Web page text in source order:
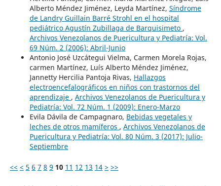
Alberto Méndez Jiménez, Leyda Martínez, Síndrome
de Landry Guillain Barré Strohl en el hospital
pediátrico Agustín Zubillaga de Barquisimeto ,
Archivos Venezolanos de Puericultura y Pediatría: Vol.
69 Núm. 2 (2006): Abril-Junio
Antonio José Uzcátegui Vielma, Carmen Morela Rojas,
carmen Martínez, Luís Alberto Méndez Jiménez,
Jannetty Hercilia Pantoja Rivas, Hallazgos
electroencefalográficos en niños con trastornos del
aprendizaje , Archivos Venezolanos de Puericultura y
Pediatría: Vol. 72 Núm. 1 (2009): Enero-Marzo
Evila Dávila de Campagnaro, Bebidas vegetales y
leches de otros mamíferos , Archivos Venezolanos de
Puericultura y Pediatría: Vol. 80 Núm. 3 (2017): Julio-
Septiembre
<< < 5 6 7 8 9 10 11 12 13 14 > >>